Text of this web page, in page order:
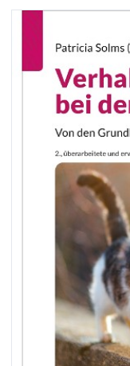
Service